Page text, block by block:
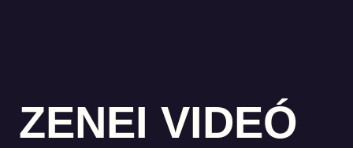
ZENEI VIDEÓ